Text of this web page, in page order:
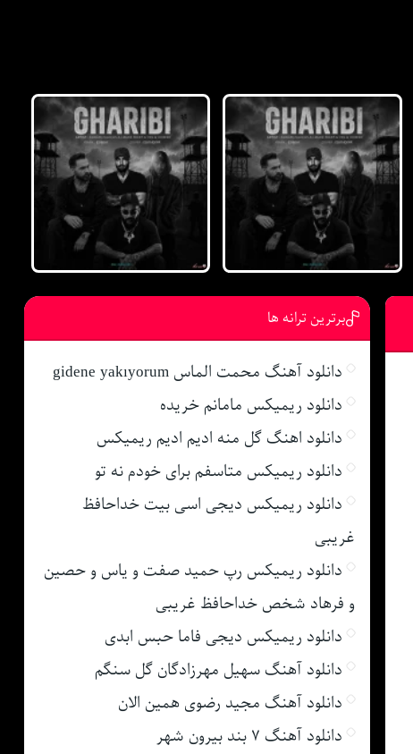
برترین ترانه ها
دانلود آهنگ محمت الماس gidene yakıyorum
دانلود ریمیکس مامانم خریده
دانلود اهنگ گل منه ادیم ادیم ریمیکس
دانلود ریمیکس متاسفم برای خودم نه تو
دانلود ریمیکس دیجی اسی بیت خداحافظ
غریبی
دانلود ریمیکس رپ حمید صفت و یاس و حصین
و فرهاد شخص خداحافظ غریبی
دانلود ریمیکس دیجی فاما حبس ابدی
دانلود آهنگ سهیل مهرزادگان گل سنگم
دانلود آهنگ مجید رضوی همین الان
دانلود آهنگ ۷ بند بیرون شهر